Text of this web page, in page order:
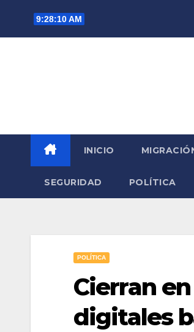
9:28:11 AM
INICIO
SEGURIDAD POLÍTICA
POLÍTICA
Cierran
digitales